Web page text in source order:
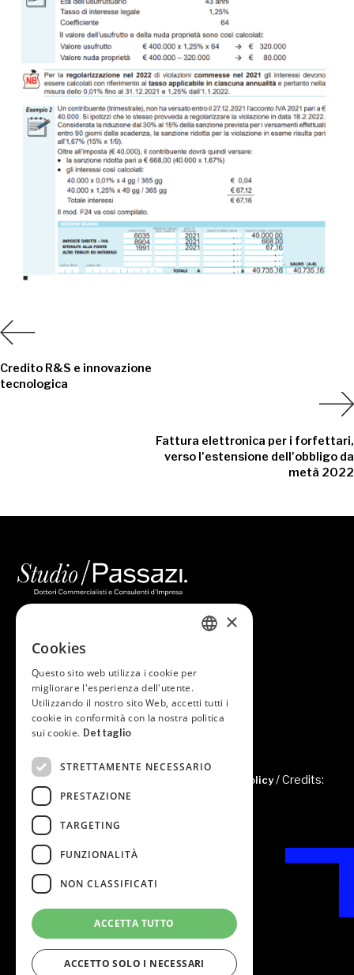
Credito R&S e innovazione
tecnologica
Fattura elettronica per i forfettari,
verso l'estensione dell'obbligo da
metà 2022
/ Chi Siamo
/ Aree di Consulenza
/ Contatti
/ Area riservata
© 2022 Studio Passazi / Privacy Cookies e Policy/ Credits:
Fkdesign
Piazza della Serenissima n. 60
31033 Castelfranco Veneto (TV) – Italy
Tel: +39 0423 420110
E-mail: info@studiopassazi.it
C.F. P.IVA 03754270266
×
Cookies
Questo sito web utilizza i cookie per
migliorare l'esperienza dell'utente.
Utilizzando il nostro sito Web, accetti tutti i
cookie in conformità con la nostra politica
sui cookie. Dettaglio
STRETTAMENTE NECESSARIO
PRESTAZIONE
TARGETING
FUNZIONALITÀ
NON CLASSIFICATI
ACCETTA TUTTO
ACCETTO SOLO I NECESSARI